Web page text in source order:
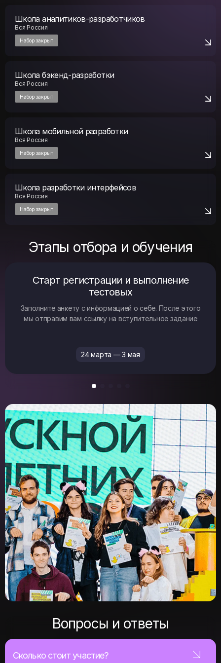
Школа аналитиков-разработчиков
Вся Россия
Набор закрыт
Школа бэкенд-разработки
Вся Россия
Набор закрыт
Школа мобильной разработки
Вся Россия
Набор закрыт
Школа разработки интерфейсов
Вся Россия
Набор закрыт
Этапы отбора и обучения
24 марта — 3 мая
Старт регистрации и выполнение
тестовых
Заполните анкету с информацией о себе. После этого
мы отправим вам ссылку на вступительное задание
Вопросы и ответы
Сколько стоит участие?